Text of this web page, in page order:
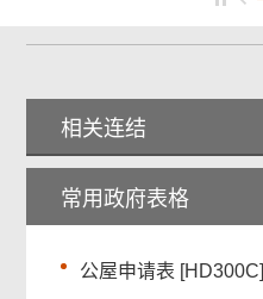
相关连结
常用政府表格
公屋申请表 [HD300C]